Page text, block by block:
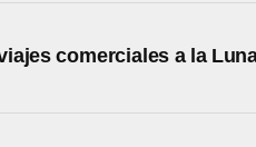
comerciales a la